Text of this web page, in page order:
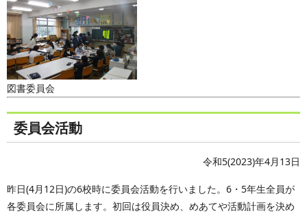
図書委員会
委員会活動
令和5(2023)年4月13日
昨日(4月12日)の6校時に委員会活動を行いました。6・5年生全員が
各委員会に所属します。初回は役員決め、めあてや活動計画を決め